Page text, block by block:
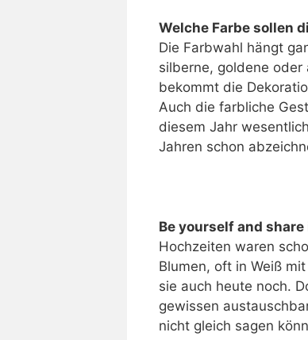
Welche Farbe sollen
Die Farbwahl hängt
silberne, goldene oder
bekommt die
Auch die farbliche
diesem Jahr
Jahren schon
Be yourself and
Hochzeiten waren
Blumen, oft in Weiß
sie auch heute noch.
gewissen
nicht gleich sagen